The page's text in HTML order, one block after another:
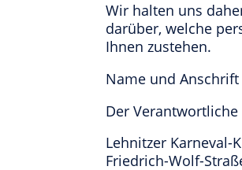
Wir halten uns
darüber, welche
Ihnen zustehen.
Name und
Der
Lehnitzer Karneval-
Friedrich-Wolf-